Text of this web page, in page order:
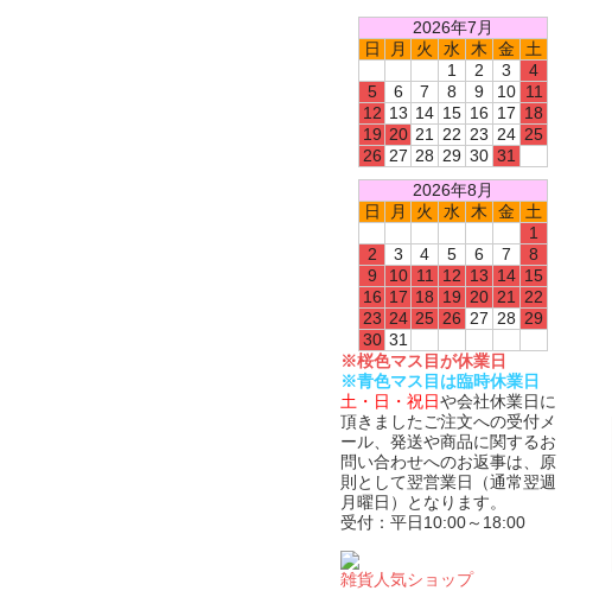
2026年7月
日
月 火 水 木 金
土
1
2 3
4
5
6 7 8 9 10 11
12 13 14 15 16 17 18
19 20 21 22 23 24 25
26 27 28 29 30 31
2026年8月
日
月 火 水 木 金
土
1
2
3 4 5 6 7
8
9
10 11 12 13 14 15
16 17 18 19 20 21
22
23 24 25 26 27 28 29
30 31
※桜色マス目が休業日
※青色マス目は臨時休業日
土・日・祝日や会社休業日に
頂きましたご注文への受付メ
ール、発送や商品に関するお
問い合わせへのお返事は、原
則として翌営業日（通常翌週
月曜日）となります。
受付：平日10:00～18:00
雑貨人気ショップ